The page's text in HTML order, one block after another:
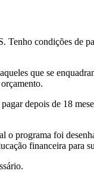
condições de
que se
depois de 18
programa foi
financeira para